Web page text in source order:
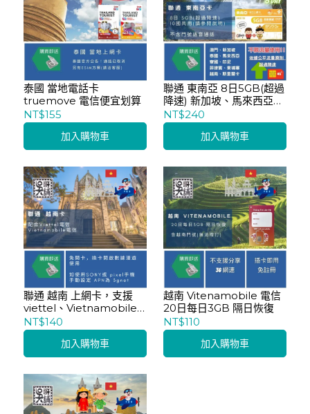
泰國 當地電話卡
truemove 電信便宜划算
NT$155
加入購物車
聯通 東南亞 8日5GB(超過
降速) 新加坡、馬來西亞、
泰國、菲律賓、印尼、柬
埔寨、寮國 多國共用
NT$240
加入購物車
聯通 越南 上網卡，支援
viettel、Vietnamobile
電信訊號
NT$140
加入購物車
越南 Vitenamobile 電信
20日每日3GB 隔日恢復
NT$110
加入購物車